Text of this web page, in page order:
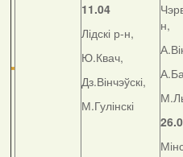
11.04
Лідскі р-н,
Ю.Квач,
Дз.Вінчэўскі,
М.Гулінскі
н,